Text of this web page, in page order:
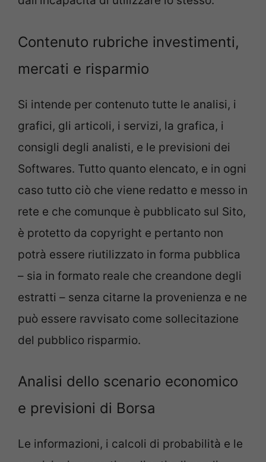
Contenuto rubriche investimenti,
mercati e risparmio
Si intende per contenuto tutte le analisi, i
grafici, gli articoli, i servizi, la grafica, i
consigli degli analisti, e le previsioni dei
Softwares. Tutto quanto elencato, e in ogni
caso tutto ciò che viene redatto e messo in
rete e che comunque è pubblicato sul Sito,
è protetto da copyright e pertanto non
potrà essere riutilizzato in forma pubblica
– sia in formato reale che creandone degli
estratti – senza citarne la provenienza e ne
può essere ravvisato come sollecitazione
del pubblico risparmio.
Analisi dello scenario economico
e previsioni di Borsa
Le informazioni, i calcoli di probabilità e le